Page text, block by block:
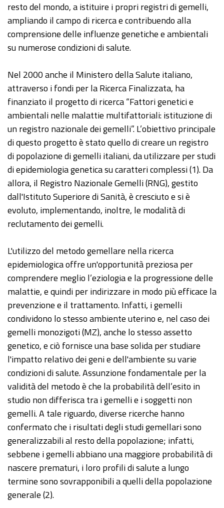
resto del mondo, a istituire i propri registri di gemelli,
ampliando il campo di ricerca e contribuendo alla
comprensione delle influenze genetiche e ambientali
su numerose condizioni di salute.
Nel 2000 anche il Ministero della Salute italiano,
attraverso i fondi per la Ricerca Finalizzata, ha
finanziato il progetto di ricerca “Fattori genetici e
ambientali nelle malattie multifattoriali: istituzione di
un registro nazionale dei gemelli”. L’obiettivo principale
di questo progetto è stato quello di creare un registro
di popolazione di gemelli italiani, da utilizzare per studi
di epidemiologia genetica su caratteri complessi (1). Da
allora, il Registro Nazionale Gemelli (RNG), gestito
dall'Istituto Superiore di Sanità, è cresciuto e si è
evoluto, implementando, inoltre, le modalità di
reclutamento dei gemelli.
L'utilizzo del metodo gemellare nella ricerca
epidemiologica offre un'opportunità preziosa per
comprendere meglio l’eziologia e la progressione delle
malattie, e quindi per indirizzare in modo più efficace la
prevenzione e il trattamento. Infatti, i gemelli
condividono lo stesso ambiente uterino e, nel caso dei
gemelli monozigoti (MZ), anche lo stesso assetto
genetico, e ciò fornisce una base solida per studiare
l'impatto relativo dei geni e dell'ambiente su varie
condizioni di salute. Assunzione fondamentale per la
validità del metodo è che la probabilità dell’esito in
studio non differisca tra i gemelli e i soggetti non
gemelli. A tale riguardo, diverse ricerche hanno
confermato che i risultati degli studi gemellari sono
generalizzabili al resto della popolazione; infatti,
sebbene i gemelli abbiano una maggiore probabilità di
nascere prematuri, i loro profili di salute a lungo
termine sono sovrapponibili a quelli della popolazione
generale (2).